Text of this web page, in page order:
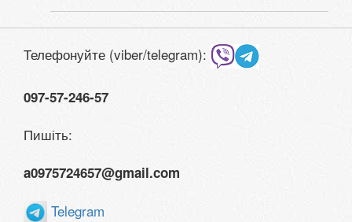
Телефонуйте (viber/telegram):
097-57-246-57
Пишіть:
a0975724657@gmail.com
Telegram